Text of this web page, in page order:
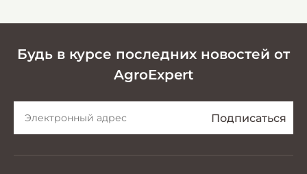
Будь в курсе последних новостей от
AgroExpert